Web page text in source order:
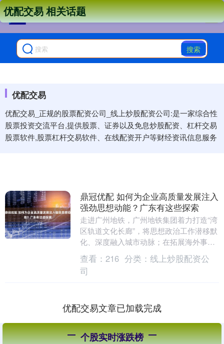
搜索
优配交易
优配交易_正规的股票配资公司_线上炒股配资公司:是一家综合性
股票投资交流平台,提供股票、证券以及免息炒股配资、杠杆交易
股票软件,股票杠杆交易软件、在线配资开户等财经资讯信息服务
优配交易 相关话题
鼎冠优配 如何为企业高质量发展注入
强劲思想动能？广东有这些探索
走进广州地铁，广州地铁集团着力打造“湾
区轨道文化长廊”，将思想政治工作潜移默
化、深度融入城市动脉；在拓展海外事业
进程中，广东省广垦橡胶集团有限公司以
加强海外党建....
查看： 216 分类： 线上炒股配资公
司
优配交易文章已加载完成
个股实时涨跌榜